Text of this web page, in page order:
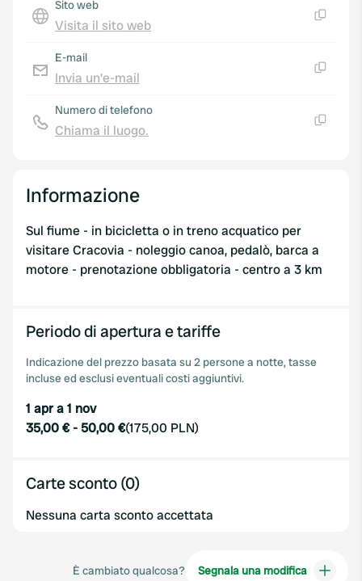
Sito web
Visita il sito web
E-mail
Invia un'e-mail
Numero di telefono
Chiama il luogo.
Informazione
Sul fiume - in bicicletta o in treno acquatico per
visitare Cracovia - noleggio canoa, pedalò, barca a
motore - prenotazione obbligatoria - centro a 3 km
Periodo di apertura e tariffe
Indicazione del prezzo basata su 2 persone a notte, tasse
incluse ed esclusi eventuali costi aggiuntivi.
1 apr a 1 nov
35,00 €-50,00 €(175,00 PLN)
Carte sconto (0)
Nessuna carta sconto accettata
È cambiato qualcosa? Segnala una modifica